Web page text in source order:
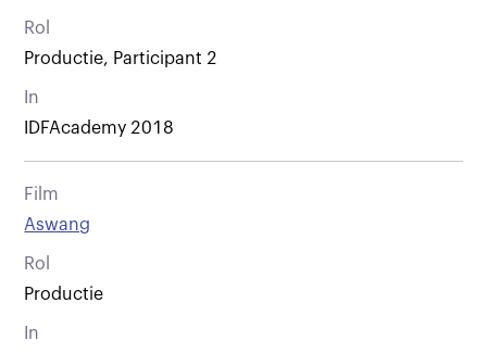
Rol
Productie, Participant 2
In
IDFAcademy 2018
Film
Aswang
Rol
Productie
In